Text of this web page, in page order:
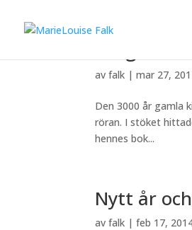
avfalk |mar 27,
Den 3000 år gamla
röran. I stöket
hennes bok...
Nytt år
avfalk |feb 17,